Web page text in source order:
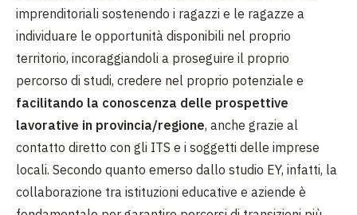
imprenditoriali sostenendo i ragazzi e le ragazze a
individuare le opportunità disponibili nel proprio
territorio, incoraggiandoli a proseguire il proprio
percorso di studi, credere nel proprio potenziale e
facilitando la conoscenza delle prospettive
lavorative in provincia/regione, anche grazie al
contatto diretto con gli ITS e i soggetti delle imprese
locali. Secondo quanto emerso dallo studio EY, infatti, la
collaborazione tra istituzioni educative e aziende è